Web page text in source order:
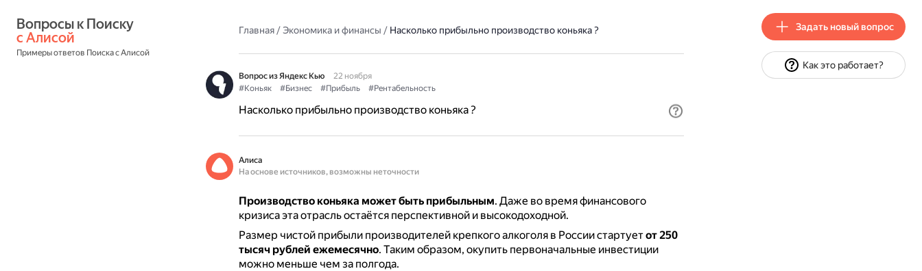
с Алисой
Примеры ответов Поиска с Алисой
Главная/Экономика и финансы / Насколько прибыльно производство коньяка ?
Вопрос из Яндекс Кью
22 ноября
#Коньяк
#Бизнес #Прибыль #Рентабельность
Насколько прибыльно производство коньяка ?
Алиса
На основе источников, возможны неточности
Производство коньяка может быть прибыльным. Даже во время финансового
кризиса эта отрасль остаётся перспективной и высокодоходной.
Размер чистой прибыли производителей крепкого алкоголя в России стартуетот 250
тысяч рублей ежемесячно. Таким образом, окупить первоначальные инвестиции
можно меньше чем за полгода.
Задать новый вопрос
Как это работает?